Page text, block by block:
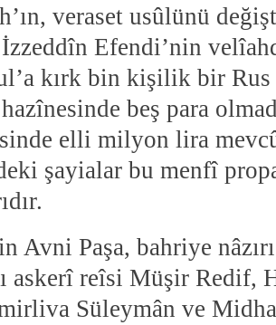
veraset usûlünü
Efendi’nin
kırk bin kişilik bir
beş para
elli milyon lira
şayialar bu menfî
Avni Paşa, bahriye
askerî reîsi Müşir Redif,
mirliva Süleymân ve